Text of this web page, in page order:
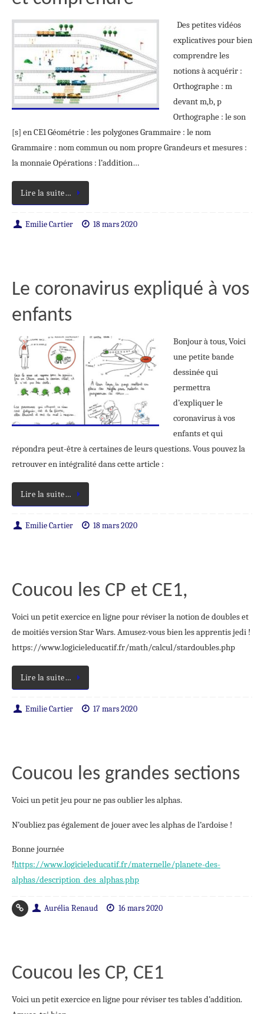
Des petites vidéos
explicatives pour bien
comprendre les
notions à acquérir :
Orthographe : m
devant m,b, p
Orthographe : le son
[s] en CE1 Géométrie : les polygones Grammaire : le nom
Grammaire : nom commun ou nom propre Grandeurs et mesures :
la monnaie Opérations : l’addition…
Lire la suite…
Emilie Cartier 18 mars 2020
Le coronavirus expliqué à vos
enfants
Bonjour à tous, Voici
une petite bande
dessinée qui
permettra
d’expliquer le
coronavirus à vos
enfants et qui
répondra peut-être à certaines de leurs questions. Vous pouvez la
retrouver en intégralité dans cette article :
Lire la suite…
Emilie Cartier 18 mars 2020
Coucou les CP et CE1,
Voici un petit exercice en ligne pour réviser la notion de doubles et
de moitiés version Star Wars. Amusez-vous bien les apprentis jedi !
https://www.logicieleducatif.fr/math/calcul/stardoubles.php
Lire la suite…
Emilie Cartier 17 mars 2020
Coucou les grandes sections
Voici un petit jeu pour ne pas oublier les alphas.
N’oubliez pas également de jouer avec les alphas de l’ardoise !
Bonne journée
!https://www.logicieleducatif.fr/maternelle/planete-des-
alphas/description_des_alphas.php
Aurélia Renaud 16 mars 2020
Coucou les CP, CE1
Voici un petit exercice en ligne pour réviser tes tables d’addition.